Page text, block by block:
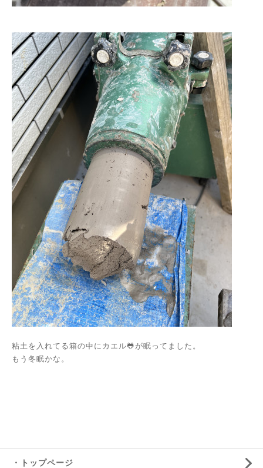
粘土を入れてる箱の中にカエル🐸が眠ってました。
もう冬眠かな。
・トップページ